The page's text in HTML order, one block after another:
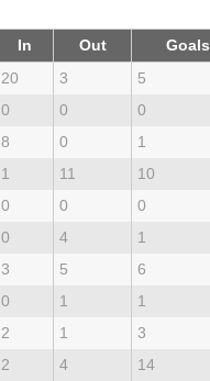
In Out
Goals
20 3
5
0 0
0
8 0
1
1 11
10
0 0
0
0 4
1
3 5
6
0 1
1
2 1
3
2 4
14